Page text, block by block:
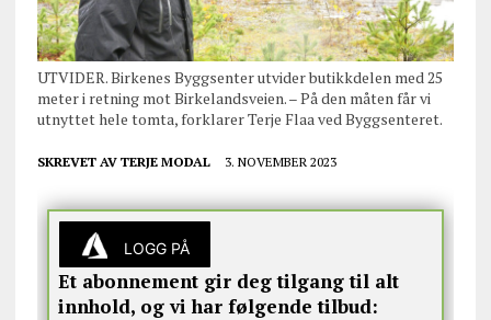
UTVIDER. Birkenes Byggsenter utvider butikkdelen med 25
meter i retning mot Birkelandsveien. – På den måten får vi
utnyttet hele tomta, forklarer Terje Flaa ved Byggsenteret.
SKREVET AV TERJE MODAL 3. NOVEMBER 2023
LOGG PÅ
Et abonnement gir deg tilgang til alt
innhold, og vi har følgende tilbud: